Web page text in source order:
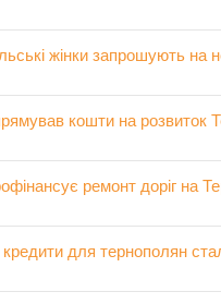
жінки запрошують
кошти на розвиток
ремонт доріг на
кредити для тернополян